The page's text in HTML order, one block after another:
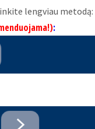
lengviau metodą:
: